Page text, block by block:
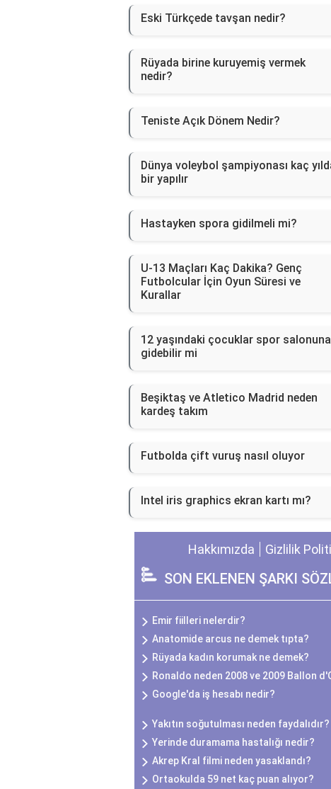
Eski Türkçede tavşan nedir?
Rüyada birine kuruyemiş vermek
nedir?
Teniste Açık Dönem Nedir?
Dünya voleybol şampiyonası kaç
bir yapılır
Hastayken spora gidilmeli mi?
U-13 Maçları Kaç Dakika? Genç
Futbolcular İçin Oyun Süresi ve
Kurallar
12 yaşındaki çocuklar spor salonuna
gidebilir mi
Beşiktaş ve Atletico Madrid neden
kardeş takım
Futbolda çift vuruş nasıl oluyor
Intel iris graphics ekran kartı mı?
Hakkımızda Gizlilik
SON EKLENEN ŞARKI
Emir fiilleri nelerdir?
Anatomide arcus ne demek tıpta?
Rüyada kadın korumak ne demek?
Ronaldo neden 2008 ve 2009 Ballon
Google'da iş hesabı nedir?
Yakıtın soğutulması neden faydalıdır?
Yerinde duramama hastalığı nedir?
Akrep Kral filmi neden yasaklandı?
Ortaokulda 59 net kaç puan alıyor?